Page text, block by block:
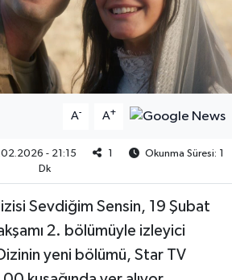
A- A+
- 21:15 1
Okunma Süresi: 1
Dk
Sevdiğim Sensin, 19 Şubat
2. bölümüyle izleyici
Dizinin yeni bölümü, Star TV